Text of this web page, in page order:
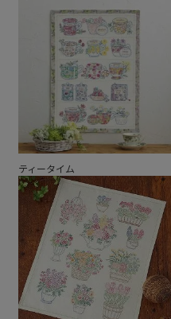
ティータイム